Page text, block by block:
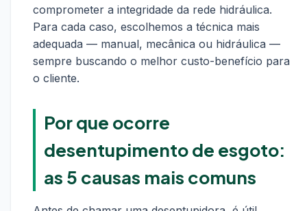
comprometer a integridade da rede hidráulica.
Para cada caso, escolhemos a técnica mais
adequada — manual, mecânica ou hidráulica —
sempre buscando o melhor custo-benefício para
o cliente.
Por que ocorre
desentupimento de esgoto:
as 5 causas mais comuns